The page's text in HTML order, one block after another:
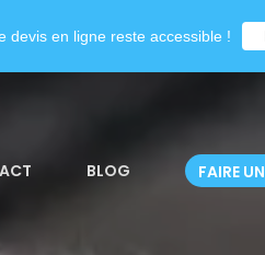
BLOG FAIRE
devis en ligne reste accessible !